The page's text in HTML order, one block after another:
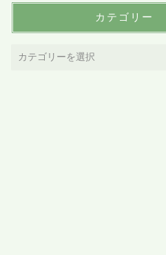
カテゴリー